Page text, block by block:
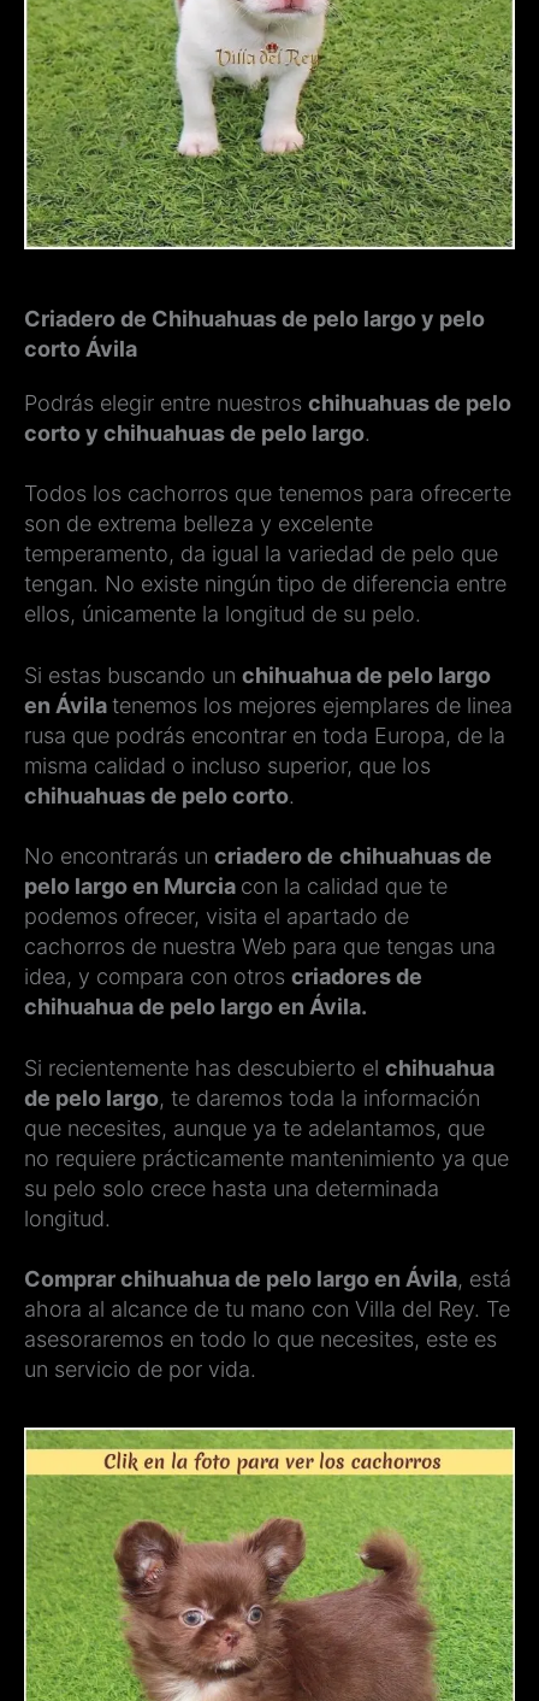
Criadero de Chihuahuas de pelo largo y pelo
corto Ávila
Podrás elegir entre nuestros chihuahuas de pelo
corto y chihuahuas de pelo largo.
Todos los cachorros que tenemos para ofrecerte
son de extrema belleza y excelente
temperamento, da igual la variedad de pelo que
tengan. No existe ningún tipo de diferencia entre
ellos, únicamente la longitud de su pelo.
Si estas buscando un chihuahua de pelo largo
en Ávilatenemos los mejores ejemplares de linea
rusa que podrás encontrar en toda Europa, de la
misma calidad o incluso superior, que los
chihuahuas de pelo corto.
No encontrarás un criadero de chihuahuas de
pelo largo en Murcia con la calidad que te
podemos ofrecer, visita el apartado de
cachorros de nuestra Web para que tengas una
idea, y compara con otros criadores de
chihuahua de pelo largo en Ávila.
Si recientemente has descubierto el chihuahua
de pelo largo, te daremos toda la información
que necesites, aunque ya te adelantamos, que
no requiere prácticamente mantenimiento ya que
su pelo solo crece hasta una determinada
longitud.
Comprar chihuahua de pelo largo en Ávila, está
ahora al alcance de tu mano con Villa del Rey. Te
asesoraremos en todo lo que necesites, este es
un servicio de por vida.